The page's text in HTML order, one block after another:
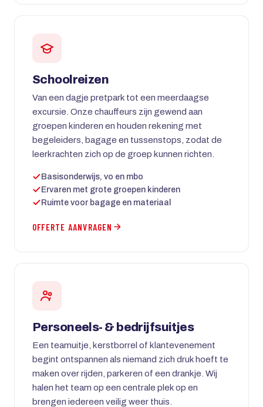
Schoolreizen
Van een dagje pretpark tot een meerdaagse
excursie. Onze chauffeurs zijn gewend aan
groepen kinderen en houden rekening met
begeleiders, bagage en tussenstops, zodat de
leerkrachten zich op de groep kunnen richten.
Basisonderwijs, vo en mbo
Ervaren met grote groepen kinderen
Ruimte voor bagage en materiaal
OFFERTE AANVRAGEN
Personeels- & bedrijfsuitjes
Een teamuitje, kerstborrel of klantevenement
begint ontspannen als niemand zich druk hoeft te
maken over rijden, parkeren of een drankje. Wij
halen het team op een centrale plek op en
brengen iedereen veilig weer thuis.